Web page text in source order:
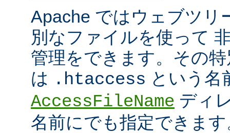
Apache ではウェブツリ
別なファイルを使って
管理をできます。その
は .htaccess という名
AccessFileName ディ
名前にでも指定できま